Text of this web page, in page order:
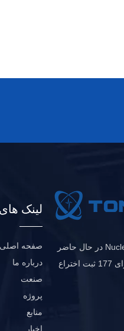
.Nuclear Industry Yantai Toncin Group Co., Ltd در حال حاضر
دارای 5 شرکت دولتی با فناوری پیشرفته ، دارای 177 ثبت اختراع
لینک
صفحه اصلی
درباره ما
صنعت
پروژه
منابع
اخبار